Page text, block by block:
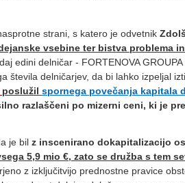
strani, s katero je odvetnik
vsebine ter bistva problema in
edini delničar - FORTENOVA
števila delničarjev, da bi lahko izpeljal
poslužil spornega povečanja kapitala
razlaščeni po mizerni ceni, ki je
je bil z inscenirano dokapitalizacijo
5,9 mio €, zato se družba s tem
z izključitvijo prednostne pravice